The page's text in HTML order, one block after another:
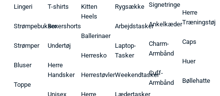
Lingeri
Strømpebukser
Strømper
Bluser
Toppe
T-shirts
Boxershorts
Undertøj
Herre
Handsker
Unisex
Kitten
Heels
Ballerinaer
Herresko
Herrestøvler
Herre
Rygsække
Arbejdstasker
Laptop-
Tasker
Weekendtasker
Lædertasker
Signetringe
Ankelkæder
Charm-
Armbånd
Cuff-
Armbånd
Herre
Træningstøj
Caps
Huer
Bøllehatte